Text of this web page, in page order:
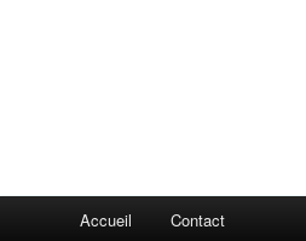
Accueil Contact